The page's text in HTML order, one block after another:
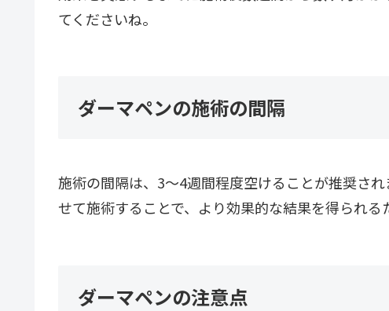
てくださいね。
ダーマペンの施術の間隔
施術の間隔は、3～4週間程度空けることが推奨さ
せて施術することで、より効果的な結果を得られる
ダーマペンの注意点